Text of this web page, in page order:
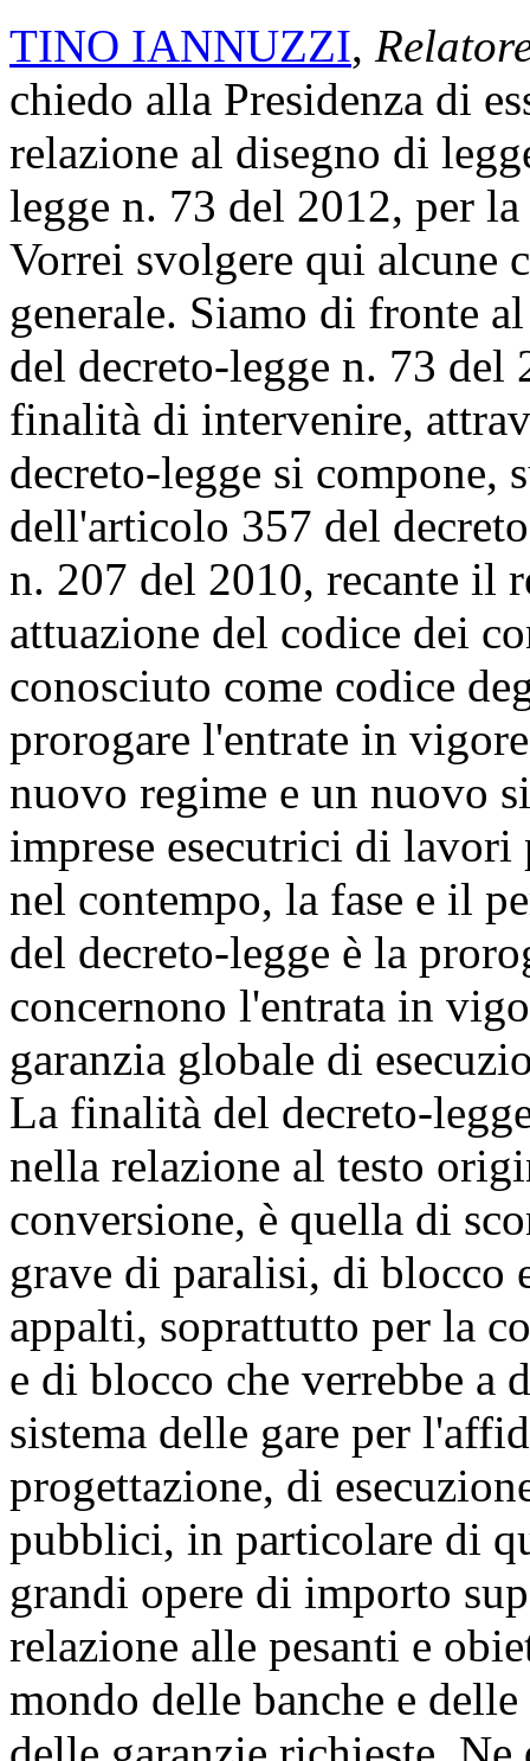
TINO IANNUZZI,
chiedo alla Presidenza di
relazione al disegno di
legge n. 73 del 2012, per
Vorrei svolgere qui alcune
generale. Siamo di fronte
del decreto-legge n. 73 del
finalità di intervenire,
decreto-legge si compone,
dell'articolo 357 del
n. 207 del 2010, recante il
attuazione del codice dei
conosciuto come codice
prorogare l'entrate in
nuovo regime e un nuovo
imprese esecutrici di
nel contempo, la fase e il
del decreto-legge è la
concernono l'entrata in
garanzia globale di
La finalità del decreto-
nella relazione al testo
conversione, è quella di
grave di paralisi, di blocco
appalti, soprattutto per la
e di blocco che verrebbe a
sistema delle gare per
progettazione, di
pubblici, in particolare di
grandi opere di importo
relazione alle pesanti e
mondo delle banche e